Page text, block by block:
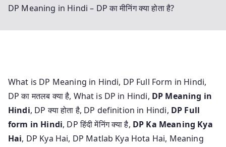
DP Meaning in Hindi – DP का मीनिंग क्या होता है?
What is DP Meaning in Hindi, DP Full Form in Hindi,
DP का मतलब क्या है, What is DP in Hindi, DP Meaning in
Hindi, DP क्या होता है, DP definition in Hindi, DP Full
form in Hindi, DP हिंदी मेंनिंग क्या है, DP Ka Meaning Kya
Hai, DP Kya Hai, DP Matlab Kya Hota Hai, Meaning